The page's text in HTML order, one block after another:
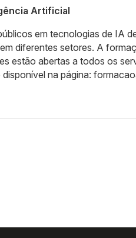
Artificial
em tecnologias de IA
diferentes setores. A
estão abertas a todos os
na página: